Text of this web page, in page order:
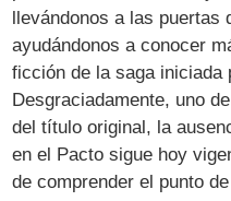
llevándonos a las puertas
ayudándonos a conocer
ficción de la saga iniciada
Desgraciadamente, uno
del título original, la
en el Pacto sigue hoy
de comprender el punto